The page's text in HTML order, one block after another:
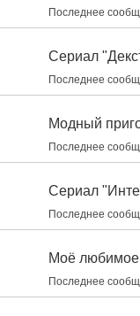
Последнее
Сериал
Последнее
Модный
Последнее
Сериал
Последнее
Моё любимое
Последнее